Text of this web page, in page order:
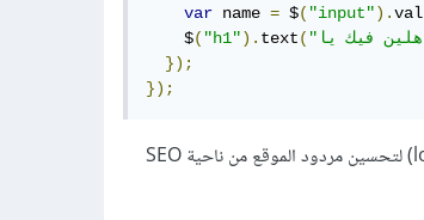
var name = $( "input").val
    $
( "h1"). text(
});
});
كنصيحة أخرى من المستحسن أن تكون كل الوسوم أحرف صغيرة (lowercase) لتحسين مردود الموقع من ناحية SEO